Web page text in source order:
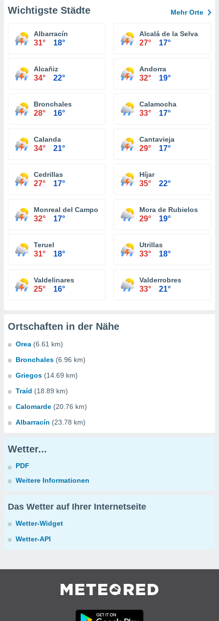
Wichtigste Städte Mehr Orte
Albarracín
31° 18°
Alcalá de la Selva
27° 17°
Alcañiz
34° 22°
Andorra
32° 19°
Bronchales
28° 16°
Calamocha
33° 17°
Calanda
34° 21°
Cantavieja
29° 17°
Cedrillas
27° 17°
Híjar
35° 22°
Monreal del Campo
32° 17°
Mora de Rubielos
29° 19°
Teruel
31° 18°
Utrillas
33° 18°
Valdelinares
25° 16°
Valderrobres
33° 21°
Ortschaften in der Nähe
Orea (6.61 km)
Bronchales (6.96 km)
Griegos (14.69 km)
Traíd (18.89 km)
Calomarde (20.76 km)
Albarracín (23.78 km)
Wetter...
PDF
Weitere Informationen
Das Wetter auf Ihrer Internetseite
Wetter-Widget
Wetter-API